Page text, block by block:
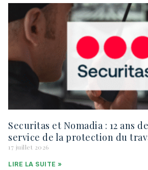
Securitas et Nomadia : 12 ans
service de la protection du
17 juillet 2026
LIRE LA SUITE »